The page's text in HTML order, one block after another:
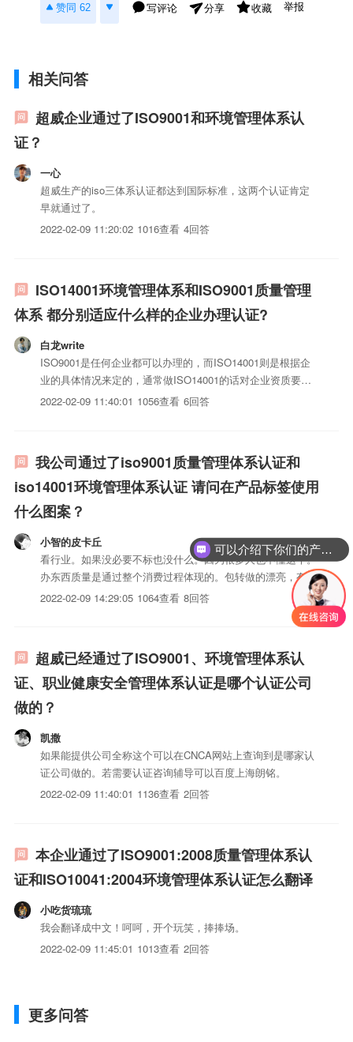
赞同 62 写评论 分享 收藏 举报
相关问答
超威企业通过了ISO9001和环境管理体系认
证？
一心
超威生产的iso三体系认证都达到国际标准，这两个认证肯定
早就通过了。
2022-02-09 11:20:02 1016查看 4回答
ISO14001环境管理体系和ISO9001质量管理
体系 都分别适应什么样的企业办理认证?
白龙write
ISO9001是任何企业都可以办理的，而ISO14001则是根据企
业的具体情况来定的，通常做ISO14001的话对企业资质要求
就比较严格一些，还得有环评报告什么的，而9001只要，组织
2022-02-09 11:40:01 1056查看 6回答
我公司通过了iso9001质量管理体系认证和
iso14001环境管理体系认证 请问在产品标签使用
什么图案？
小智的皮卡丘
看行业。如果没必要不标也没什么。因为很多人也不懂这个。
办东西质量是通过整个消费过程体现的。包转做的漂亮，有质
感点。另外可以参考同行业的牛B企业包装。
2022-02-09 14:29:05 1064查看 8回答
超威已经通过了ISO9001、环境管理体系认
证、职业健康安全管理体系认证是哪个认证公司
做的？
凯撒
如果能提供公司全称这个可以在CNCA网站上查询到是哪家认
证公司做的。若需要认证咨询辅导可以百度上海朗铭。
2022-02-09 11:40:01 1136查看 2回答
本企业通过了ISO9001:2008质量管理体系认
证和ISO10041:2004环境管理体系认证怎么翻译
小吃货琉琉
我会翻译成中文！呵呵，开个玩笑，捧捧场。
2022-02-09 11:45:01 1013查看 2回答
更多问答
可以介绍下你们的产品么？